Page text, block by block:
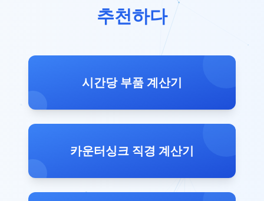
추천하다
시간당 부품 계산기
카운터싱크 직경 계산기